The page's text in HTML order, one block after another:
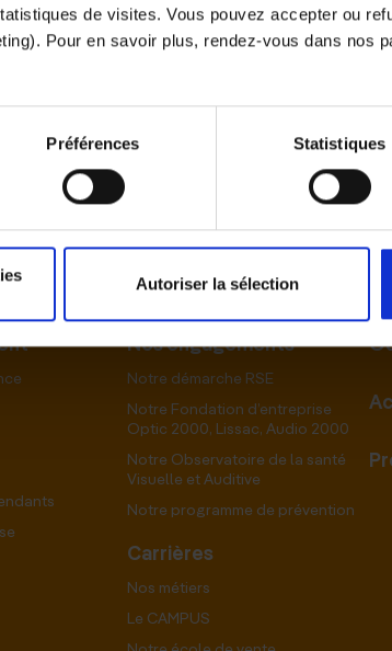
de visites. Vous pouvez accepter ou
Pour en savoir plus, rendez-vous dans nos
Préférences Statistiques
Autoriser la sélection
Nos engagements
Notre démarche RSE
Notre Fondation d’entreprise
Optic 2000, Lissac, Audio 2000
Notre Observatoire de la santé
Visuelle et Auditive
Notre programme de prévention
Carrières
Nos métiers
Le CAMPUS